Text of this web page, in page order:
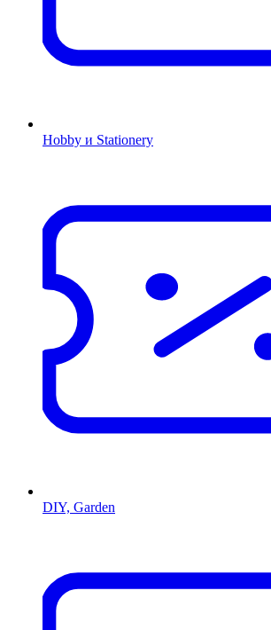
Hobby и Stationery
DIY, Garden